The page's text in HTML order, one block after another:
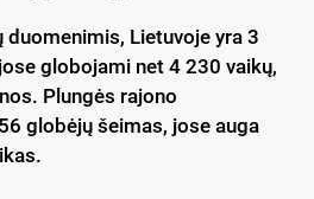
Lietuvoje yra 3
globojami net 4 230 vaikų,
Plungės rajono
globėjų šeimas, jose auga